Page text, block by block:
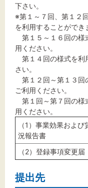
下さい。
※第１～７回、第１２
を利用することができ
第１５～１６回の様
用ください。
第１４回の様式を利
さい。
第１２回～第１３回
ご利用ください。
第１回～第７回の様
用ください。
（1）事業効果および
況報告書
（2）登録事項変更届
提出先